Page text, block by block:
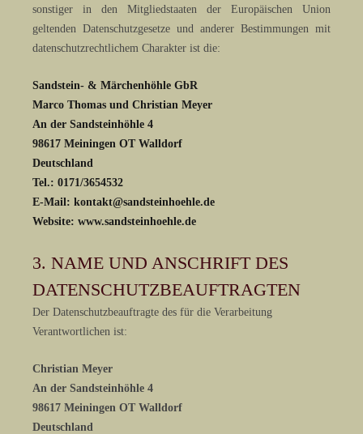
sonstiger in den Mitgliedstaaten der Europäischen Union
geltenden Datenschutzgesetze und anderer Bestimmungen mit
datenschutzrechtlichem Charakter ist die:
Sandstein- & Märchenhöhle GbR
Marco Thomas und Christian Meyer
An der Sandsteinhöhle 4
98617 Meiningen OT Walldorf
Deutschland
Tel.: 0171/3654532
E-Mail: kontakt@sandsteinhoehle.de
Website: www.sandsteinhoehle.de
3. NAME UND ANSCHRIFT DES
DATENSCHUTZBEAUFTRAGTEN
Der Datenschutzbeauftragte des für die Verarbeitung
Verantwortlichen ist:
Christian Meyer
An der Sandsteinhöhle 4
98617 Meiningen OT Walldorf
Deutschland